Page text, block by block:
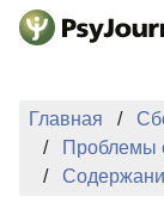
Перейти к
Главная
Проблемы